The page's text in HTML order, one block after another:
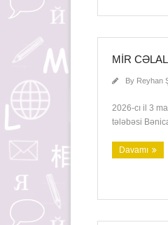
MIR
By Reyhan
2026-cı il 3
tələbəsi
Davamı